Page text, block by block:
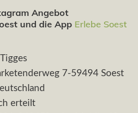
Angebot
und die App Erlebe Soest
7-59494 Soest
erteilt